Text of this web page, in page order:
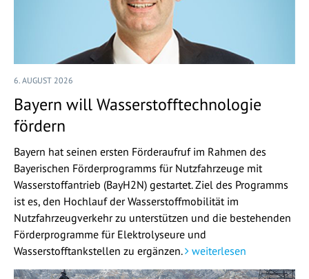
6. AUGUST 2026
Bayern will Wasserstofftechnologie
fördern
Bayern hat seinen ersten Förderaufruf im Rahmen des
Bayerischen Förderprogramms für Nutzfahrzeuge mit
Wasserstoffantrieb (BayH2N) gestartet. Ziel des Programms
ist es, den Hochlauf der Wasserstoffmobilität im
Nutzfahrzeugverkehr zu unterstützen und die bestehenden
Förderprogramme für Elektrolyseure und
Wasserstofftankstellen zu ergänzen.
weiterlesen